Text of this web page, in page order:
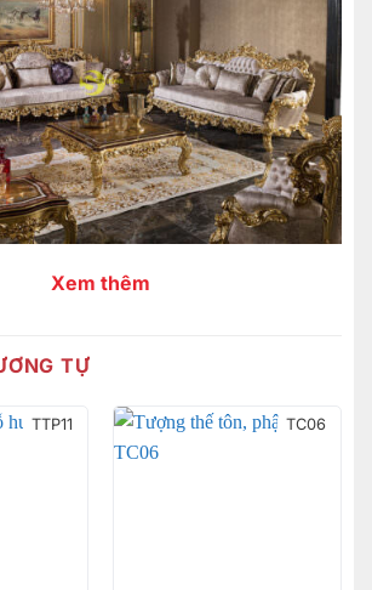
Xem thêm
TỰ
TTP11 TC06